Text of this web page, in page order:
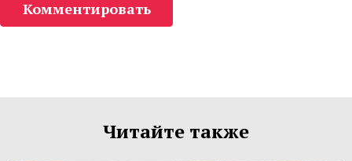
Комментировать
Читайте также